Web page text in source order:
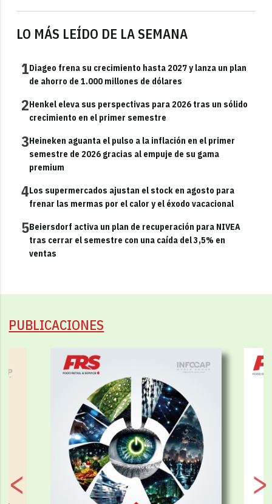
LO MÁS LEÍDO DE LA SEMANA
1Diageo frena su crecimiento hasta 2027 y lanza un plan
de ahorro de 1.000 millones de dólares
2Henkel eleva sus perspectivas para 2026 tras un sólido
crecimiento en el primer semestre
3Heineken aguanta el pulso a la inflación en el primer
semestre de 2026 gracias al empuje de su gama
premium
4Los supermercados ajustan el stock en agosto para
frenar las mermas por el calor y el éxodo vacacional
5Beiersdorf activa un plan de recuperación para NIVEA
tras cerrar el semestre con una caída del 3,5% en
ventas
PUBLICACIONES